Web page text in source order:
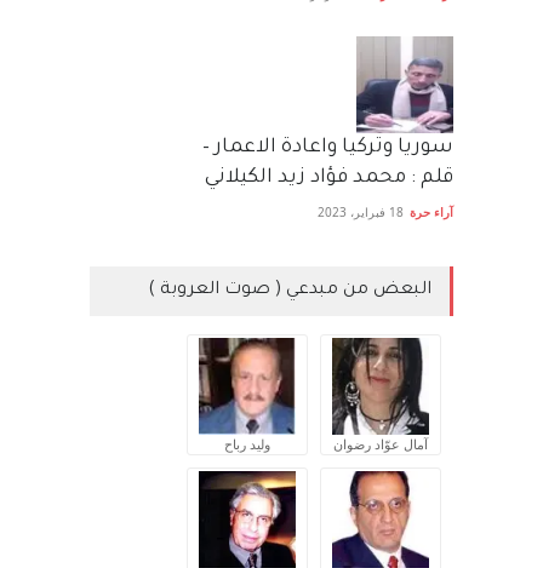
سوريا وتركيا واعادة الاعمار –
قلم : محمد فؤاد زيد الكيلاني
آراء حرة 18 فبراير، 2023
البعض من مبدعي ( صوت العروبة )
آمال عوّاد رضوان وليد رباح